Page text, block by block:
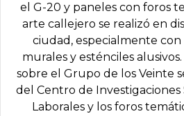
el G-20 y paneles con foros
arte callejero se realizó en
ciudad, especialmente
murales y esténciles
sobre el Grupo de los Veinte
del Centro de Investigaciones
Laborales y los foros